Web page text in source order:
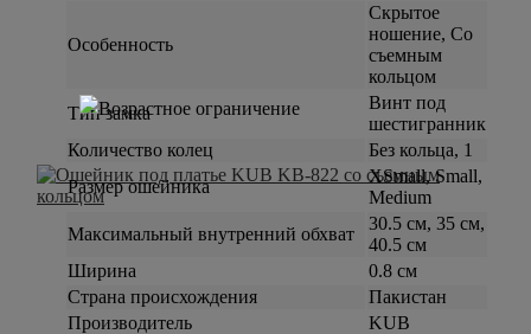
Особенность
Скрытое
ношение, Со
съемным
кольцом
Тип замка
Винт под
шестигранник
Количество колец
Без кольца, 1
Размер ошейника
XSmall, Small,
Medium
Максимальный внутренний обхват
30.5 см, 35 см,
40.5 см
Ширина
0.8 см
Страна происхождения
Пакистан
Производитель
KUB